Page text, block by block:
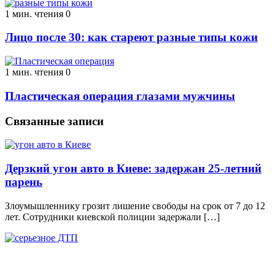
1 мин. чтения 0
Лицо после 30: как стареют разные типы кожи
1 мин. чтения 0
Пластическая операция глазами мужчины
Связанные записи
Дерзкий угон авто в Киеве: задержан 25-летний
парень
Злоумышленнику грозит лишение свободы на срок от 7 до 12
лет. Сотрудники киевской полиции задержали […]